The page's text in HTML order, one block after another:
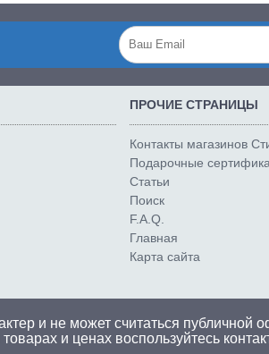
ПРОЧИЕ СТРАНИЦЫ
Контакты магазинов
Подарочные
Статьи
Поиск
F.A.Q.
Главная
Карта сайта
и не может считаться публичной
и ценах воспользуйтесь